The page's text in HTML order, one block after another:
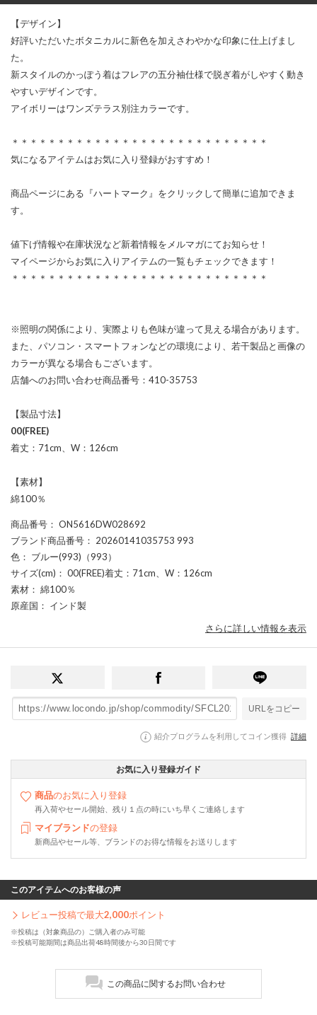
【デザイン】
好評いただいたボタニカルに新色を加えさわやかな印象に仕上げまし
た。
新スタイルのかっぽう着はフレアの五分袖仕様で脱ぎ着がしやすく動き
やすいデザインです。
アイボリーはワンズテラス別注カラーです。
＊＊＊＊＊＊＊＊＊＊＊＊＊＊＊＊＊＊＊＊＊＊＊＊＊＊＊＊
気になるアイテムはお気に入り登録がおすすめ！
商品ページにある『ハートマーク』をクリックして簡単に追加できま
す。
値下げ情報や在庫状況など新着情報をメルマガにてお知らせ！
マイページからお気に入りアイテムの一覧もチェックできます！
＊＊＊＊＊＊＊＊＊＊＊＊＊＊＊＊＊＊＊＊＊＊＊＊＊＊＊＊
※照明の関係により、実際よりも色味が違って見える場合があります。
また、パソコン・スマートフォンなどの環境により、若干製品と画像の
カラーが異なる場合もございます。
店舗へのお問い合わせ商品番号：410-35753
【製品寸法】
00(FREE)
着丈：71cm、W：126cm
【素材】
綿100％
商品番号 ： ON5616DW028692
ブランド商品番号 ： 20260141035753 993
色 ： ブルー(993)（993）
サイズ(cm) ： 00(FREE)着丈：71cm、W：126cm
素材 ： 綿100％
原産国 ： インド製
さらに詳しい情報を表示
URLをコピー
紹介プログラムを利用してコイン獲得 詳細
お気に入り登録ガイド
商品のお気に入り登録
再入荷やセール開始、残り１点の時にいち早くご連絡します
マイブランドの登録
新商品やセール等、ブランドのお得な情報をお送りします
このアイテムへのお客様の声
レビュー投稿で最大2,000ポイント
※投稿は（対象商品の）ご購入者のみ可能
※投稿可能期間は商品出荷48時間後から30日間です
この商品に関するお問い合わせ